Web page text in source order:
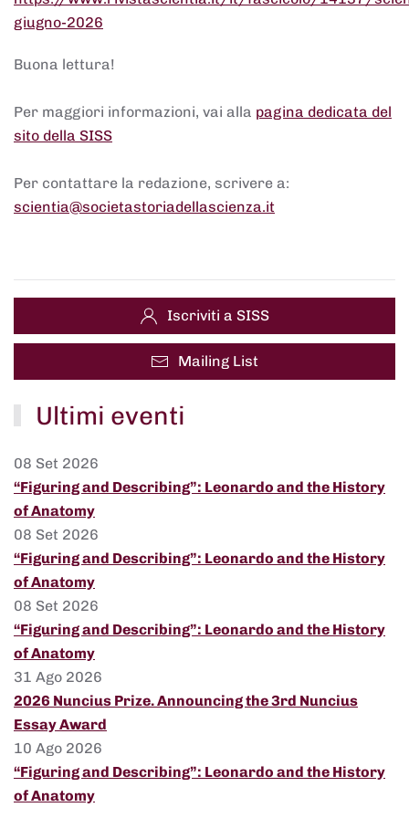
giugno-2026
Buona lettura!
Per maggiori informazioni, vai alla pagina dedicata del
sito della SISS
Per contattare la redazione, scrivere a:
scientia@societastoriadellascienza.it
Iscriviti a SISS
Mailing List
Ultimi eventi
08 Set 2026
“Figuring and Describing”: Leonardo and the History
of Anatomy
08 Set 2026
“Figuring and Describing”: Leonardo and the History
of Anatomy
08 Set 2026
“Figuring and Describing”: Leonardo and the History
of Anatomy
31 Ago 2026
2026 Nuncius Prize. Announcing the 3rd Nuncius
Essay Award
10 Ago 2026
“Figuring and Describing”: Leonardo and the History
of Anatomy